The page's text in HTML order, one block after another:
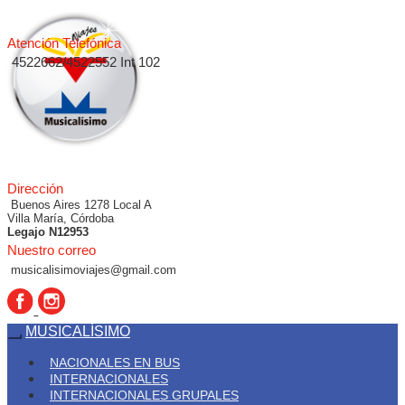
Dirección
Buenos Aires 1278 Local A
Villa María, Córdoba
Legajo N12953
Nuestro correo
musicalisimoviajes@gmail.com
Atención Telefónica
4522662/4522552 Int 102
MUSICALÍSIMO
NACIONALES EN BUS
INTERNACIONALES
INTERNACIONALES GRUPALES